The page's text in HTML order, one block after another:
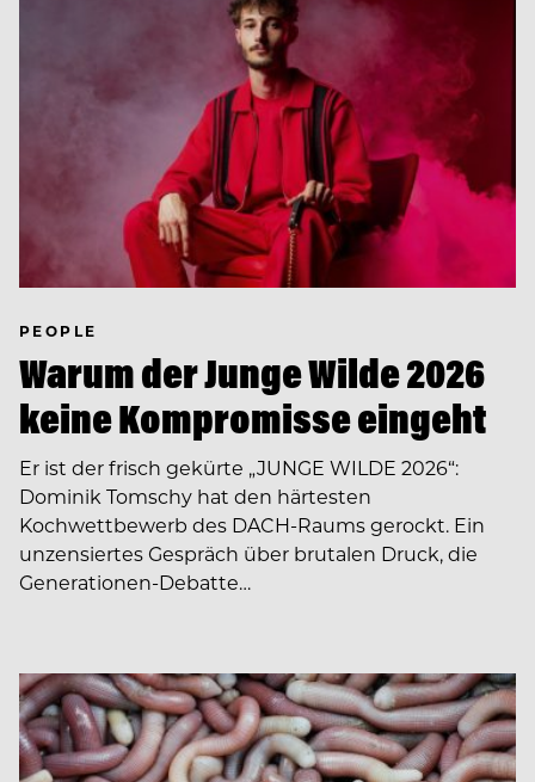
PEOPLE
Warum der Junge Wilde 2026
keine Kompromisse eingeht
Er ist der frisch gekürte „JUNGE WILDE 2026“:
Dominik Tomschy hat den härtesten
Kochwettbewerb des DACH-Raums gerockt. Ein
unzensiertes Gespräch über brutalen Druck, die
Generationen-Debatte…